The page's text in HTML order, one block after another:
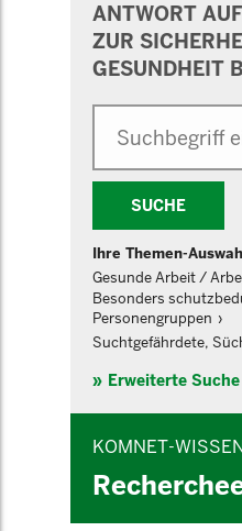
ANTWORT
ZUR
GESUNDHEIT
SUCHE
Ihre Themen-
Gesunde Arbeit /
Besonders
Personengruppen
Suchtgefährdete,
Erweiterte Suche
KOMNET-